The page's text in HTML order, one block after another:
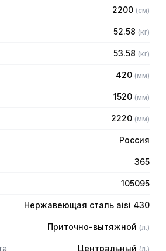
виде
2200 (см)
52.58 (кг)
53.58 (кг)
420 (мм)
1520 (мм)
2220 (мм)
Россия
365
105095
Нержавеющая сталь aisi 430
Приточно-вытяжной (л.)
Центральный (л.)